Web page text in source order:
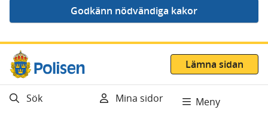
Gå direkt till innehåll
Lämna sidan
Sök Mina sidor Meny